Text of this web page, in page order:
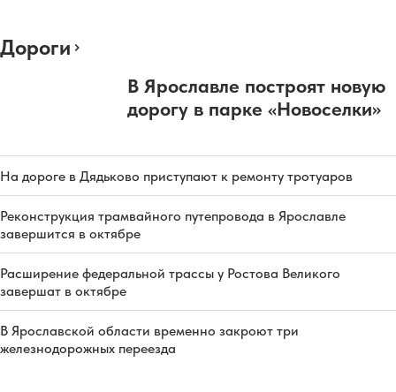
Дороги
В Ярославле построят новую
дорогу в парке «Новоселки»
На дороге в Дядьково приступают к ремонту тротуаров
Реконструкция трамвайного путепровода в Ярославле
завершится в октябре
Расширение федеральной трассы у Ростова Великого
завершат в октябре
В Ярославской области временно закроют три
железнодорожных переезда